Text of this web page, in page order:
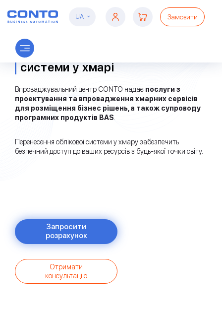
UA Замовити
Розміщення облікової
системи у хмарі
Впроваджувальний центр CONTO надає послуги з
проектування та впровадження хмарних сервісів
для розміщення бізнес рішень, а також супроводу
програмних продуктів BAS
Перенесення облікової системи у хмару забезпечить
безпечний доступ до ваших ресурсів з будь-якої точки світу.
Запросити
розрахунок
Отримати
консультацію